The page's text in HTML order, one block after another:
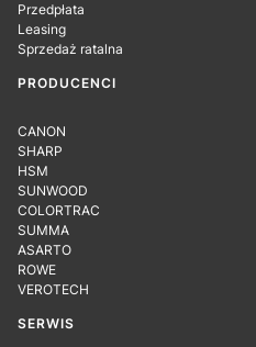
Przedpłata
Leasing
Sprzedaż ratalna
PRODUCENCI
CANON
SHARP
HSM
SUNWOOD
COLORTRAC
SUMMA
ASARTO
ROWE
VEROTECH
SERWIS